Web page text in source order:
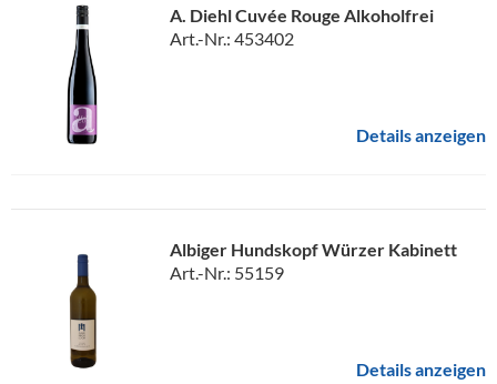
A. Diehl Cuvée Rouge Alkoholfrei
Art.-Nr.: 453402
Details anzeigen
Albiger Hundskopf Würzer Kabinett
Art.-Nr.: 55159
Details anzeigen